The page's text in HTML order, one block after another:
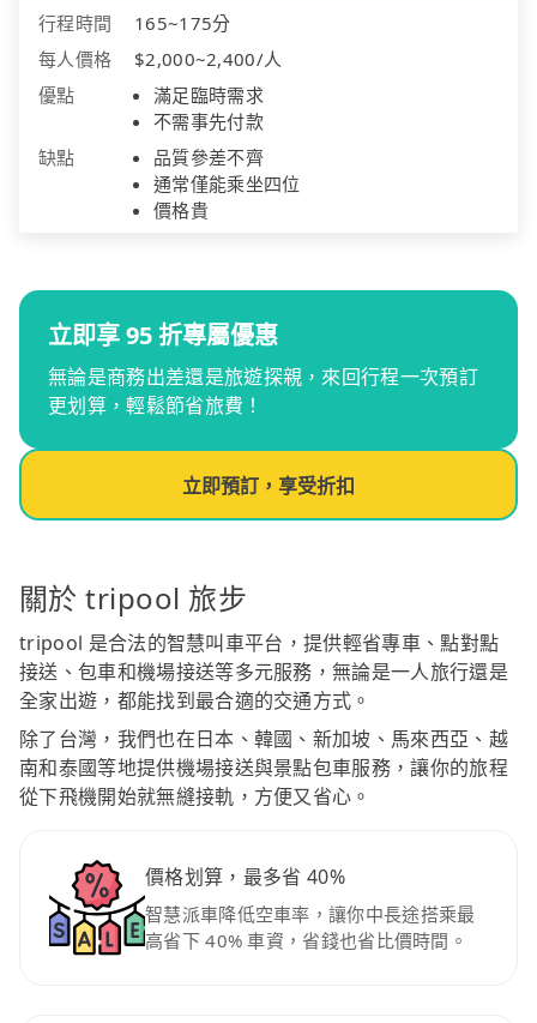
行程時間
165~175分
每人價格
$2,000~2,400/人
優點
滿足臨時需求
不需事先付款
缺點
品質參差不齊
通常僅能乘坐四位
價格貴
立即享 95 折專屬優惠
無論是商務出差還是旅遊探親，來回行程一次預訂
更划算，輕鬆節省旅費！
立即預訂，享受折扣
關於 tripool 旅步
tripool 是合法的智慧叫車平台，提供輕省專車、點對點
接送、包車和機場接送等多元服務，無論是一人旅行還是
全家出遊，都能找到最合適的交通方式。
除了台灣，我們也在日本、韓國、新加坡、馬來西亞、越
南和泰國等地提供機場接送與景點包車服務，讓你的旅程
從下飛機開始就無縫接軌，方便又省心。
價格划算，最多省 40%
智慧派車降低空車率，讓你中長途搭乘最
高省下 40% 車資，省錢也省比價時間。